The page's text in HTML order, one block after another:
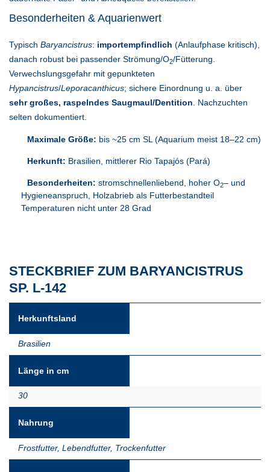
Besonderheiten & Aquarienwert
Typisch Baryancistrus: importempfindlich (Anlaufphase kritisch),
danach robust bei passender Strömung/O2/Fütterung.
Verwechslungsgefahr mit gepunkteten
Hypancistrus/Leporacanthicus; sichere Einordnung u. a. über
sehr großes, raspelndes Saugmaul/Dentition . Nachzuchten
selten dokumentiert.
Maximale Größe: bis ~25 cm SL (Aquarium meist 18–22 cm)
Herkunft: Brasilien, mittlerer Rio Tapajós (Pará)
Besonderheiten: stromschnellenliebend, hoher O2– und
Hygieneanspruch, Holzabrieb als Futterbestandteil
Temperaturen nicht unter 28 Grad
STECKBRIEF ZUM BARYANCISTRUS
SP. L-142
Herkunftsland
Brasilien
Länge in cm
30
Nahrung
Frostfutter, Lebendfutter, Trockenfutter